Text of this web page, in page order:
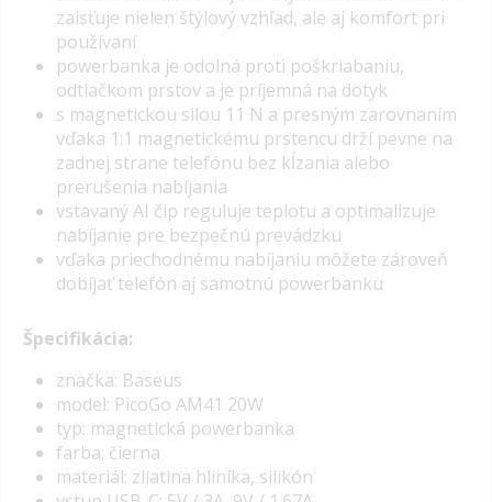
zaisťuje nielen štýlový vzhľad, ale aj komfort pri
používaní
powerbanka je odolná proti poškriabaniu,
odtlačkom prstov a je príjemná na dotyk
s magnetickou silou 11 N a presným zarovnaním
vďaka 1:1 magnetickému prstencu drží pevne na
zadnej strane telefónu bez kĺzania alebo
prerušenia nabíjania
vstavaný AI čip reguluje teplotu a optimalizuje
nabíjanie pre bezpečnú prevádzku
vďaka priechodnému nabíjaniu môžete zároveň
dobíjať telefón aj samotnú powerbanku
Špecifikácia:
značka: Baseus
model: PicoGo AM41 20W
typ: magnetická powerbanka
farba: čierna
materiál: zliatina hliníka, silikón